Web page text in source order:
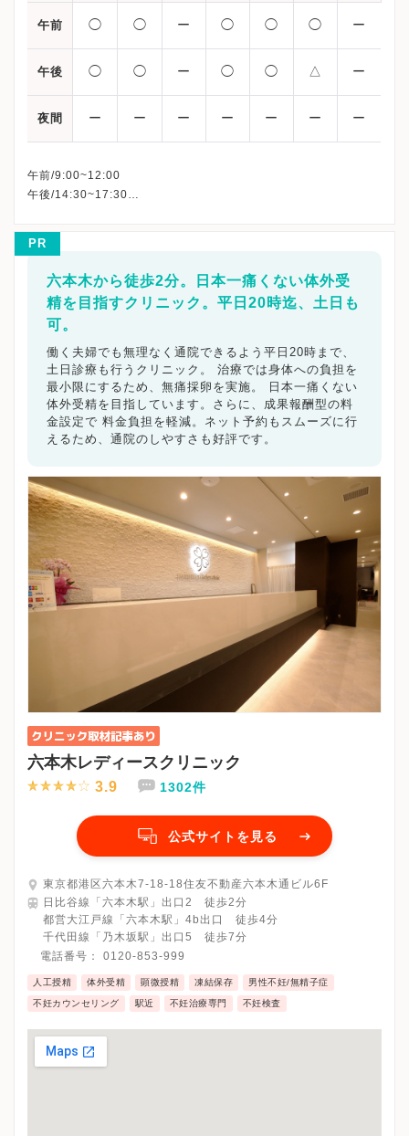
午前 ◯ ◯ ー ◯ ◯ ◯ ー
午後 ◯ ◯ ー ◯ ◯ △ ー
夜間 ー ー ー ー ー ー ー
午前/9:00~12:00
午後/14:30~17:30
※水曜・日曜・祝日は休診
※土曜日は特診日です
※詳細はクリニックHPを確認、または直接お問い合わせくださ
PR
六本木から徒歩2分。日本一痛くない体外受
精を目指すクリニック。平日20時迄、土日も
可。
働く夫婦でも無理なく通院できるよう平日20時まで、
土日診療も行うクリニック。 治療では身体への負担を
最小限にするため、無痛採卵を実施。 日本一痛くない
体外受精を目指しています。さらに、成果報酬型の料
金設定で 料金負担を軽減。ネット予約もスムーズに行
えるため、通院のしやすさも好評です。
六本木レディースクリニック
3.9 1302件
公式サイトを見る
東京都港区六本木7-18-18住友不動産六本木通ビル6F
日比谷線「六本木駅」出口2 徒歩2分
都営大江戸線「六本木駅」4b出口 徒歩4分
千代田線「乃木坂駅」出口5 徒歩7分
電話番号： 0120-853-999
人工授精 体外受精 顕微授精 凍結保存 男性不妊/無精子症
不妊カウンセリング 駅近 不妊治療専門 不妊検査